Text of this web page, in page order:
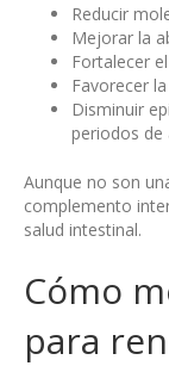
Reducir
Mejorar la
Fortalecer
Favorecer
Disminuir
periodos de
Aunque no son
complemento
salud intestinal.
Cómo
para